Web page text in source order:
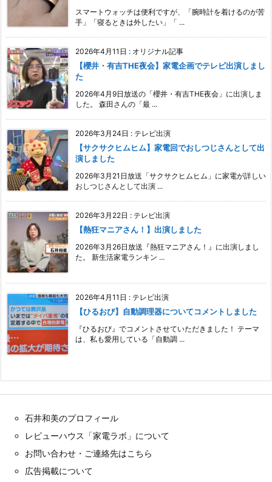
スマートウォッチは便利ですが、「腕時計を着けるのが苦
手」「寝るときは外したい」「 ...
2026年4月11日 : オリジナル記事
【櫻井・有吉THE夜会】家電企画でテレビ出演しまし
た
2026年4月9日放送の「櫻井・有吉THE夜会」に出演しま
した。 森田さんの「最 ...
2026年3月24日 : テレビ出演
【サクサクヒムヒム】家電回でおしつじさんとして出
演しました
2026年3月21日放送「サクサクヒムヒム」に家電が詳しい
おしつじさんとして出演 ...
2026年3月22日 : テレビ出演
【熱狂マニアさん！】出演しました
2026年3月26日放送『熱狂マニアさん！』に出演しまし
た。 新生活家電ランキン ...
2026年4月11日 : テレビ出演
【ひるおび】自動調理器についてコメントしました
『ひるおび』でコメントさせていただきました！ テーマ
は、私も愛用している「自動調 ...
石井和美のプロフィール
レビューハウス「家電ラボ」について
お問い合わせ・ご連絡先はこちら
広告掲載について